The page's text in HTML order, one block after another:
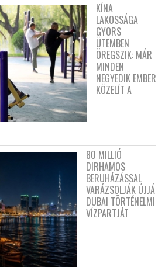
KÍNA
LAKOSSÁGA
GYORS
ÜTEMBEN
ÖREGSZIK: MÁR
MINDEN
NEGYEDIK EMBER
KÖZELÍT A
80 MILLIÓ
DIRHAMOS
BERUHÁZÁSSAL
VARÁZSOLJÁK ÚJJÁ
DUBAI TÖRTÉNELMI
VÍZPARTJÁT